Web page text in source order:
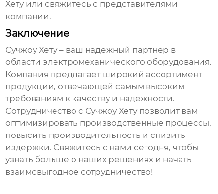
Хету или свяжитесь с представителями
компании.
Заключение
Сучжоу Хету – ваш надежный партнер в
области электромеханического оборудования.
Компания предлагает широкий ассортимент
продукции, отвечающей самым высоким
требованиям к качеству и надежности.
Сотрудничество с Сучжоу Хету позволит вам
оптимизировать производственные процессы,
повысить производительность и снизить
издержки. Свяжитесь с нами сегодня, чтобы
узнать больше о наших решениях и начать
взаимовыгодное сотрудничество!